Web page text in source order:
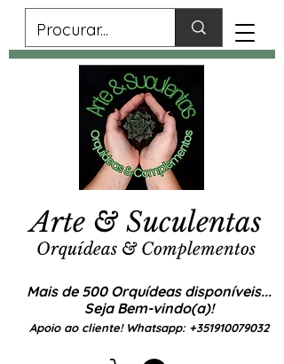
Mais de 500 Orquídeas disponíveis...
Seja Bem-vindo(a)!
Apoio ao cliente! Whatsapp: +351910079032
Arte & Suculentas
Orquídeas & Complementos